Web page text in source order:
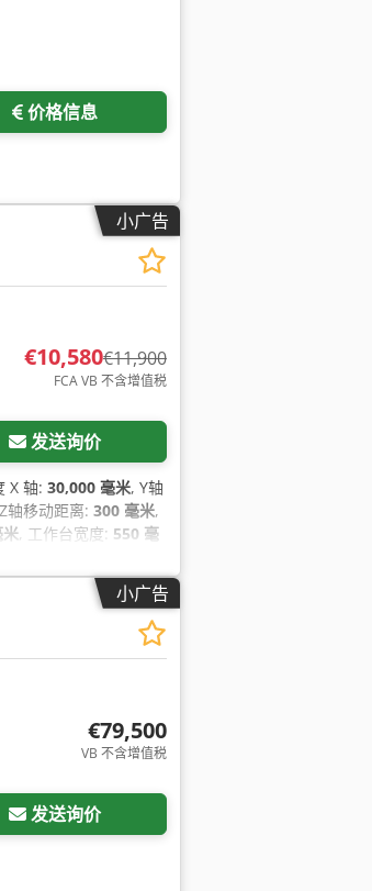
价格信息
小广告
€10,580€11,900
FCA VB 不含增值税
发送询价
X 轴: 30,000 毫米, Y轴
轴移动距离: 300 毫米,
, 工作台宽度: 550 毫
小广告
€79,500
VB 不含增值税
发送询价